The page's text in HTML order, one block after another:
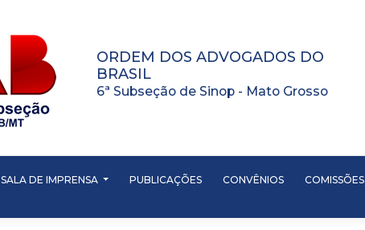
ORDEM DOS ADVOGADOS DO
BRASIL
6ª Subseção de Sinop - Mato Grosso
SALA DE IMPRENSA PUBLICAÇÕES CONVÊNIOS COMISSÕES